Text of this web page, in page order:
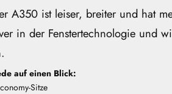
A350 ist leiser, breiter und hat
in der Fenstertechnologie und
auf einen Blick:
Sitze